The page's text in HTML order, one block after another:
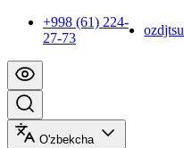
+998 (61) 224-
27-73
O'zbekcha